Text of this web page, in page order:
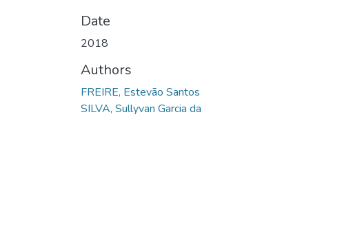
Date
2018
Authors
FREIRE, Estevão Santos
SILVA, Sullyvan Garcia da